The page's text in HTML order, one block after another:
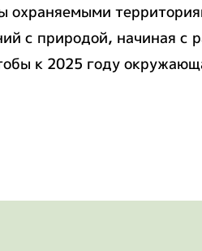
охраняемыми
с природой, начиная с
к 2025 году